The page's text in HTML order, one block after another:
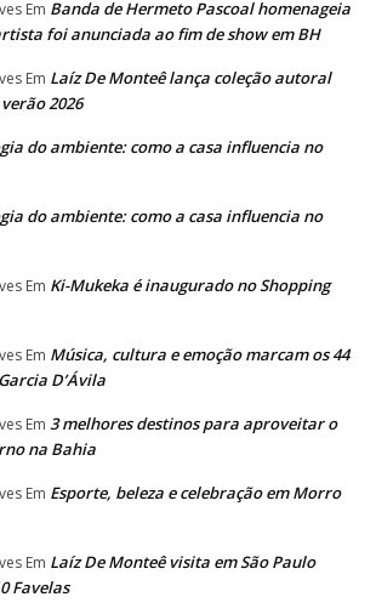
Em Banda de Hermeto Pascoal homenageia
foi anunciada ao fim de show em BH
Em Laíz De Monteê lança coleção autoral
2026
do ambiente: como a casa influencia no
do ambiente: como a casa influencia no
Em Ki-Mukeka é inaugurado no Shopping
Em Música, cultura e emoção marcam os 44
D’Ávila
Em 3 melhores destinos para aproveitar o
na Bahia
Em Esporte, beleza e celebração em Morro
Em Laíz De Monteê visita em São Paulo
Favelas